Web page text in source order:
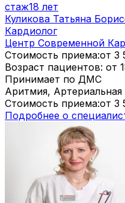
стаж18 лет
Куликова Татьяна
Кардиолог
Центр Современной
Стоимость приема:от 3
Возраст пациентов: от
Принимает по ДМС
Аритмия, Артериальная
Стоимость приема:от 3
Подробнее о